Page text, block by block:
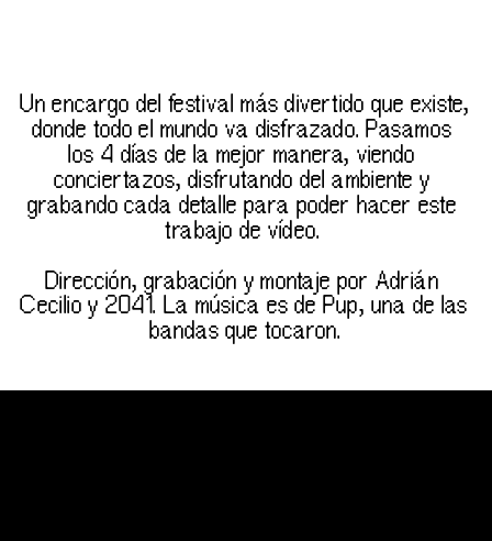
Un encargo del festival más divertido que existe,
donde todo el mundo va disfrazado. Pasamos
los 4 días de la mejor manera, viendo
conciertazos, disfrutando del ambiente y
grabando cada detalle para poder hacer este
trabajo de vídeo.
Dirección, grabación y montaje por Adrián
Cecilio y 2041. La música es de Pup, una de las
bandas que tocaron.